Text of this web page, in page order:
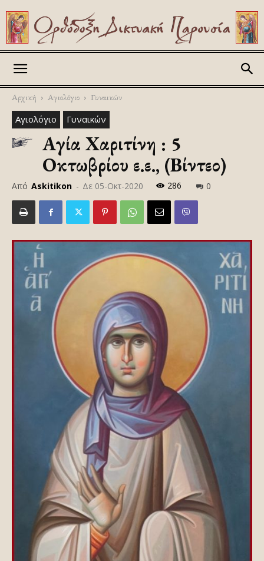
Αρχική Αγιολόγιο Γυναικών
Αγιολόγιο Γυναικών
Αγία Χαριτίνη : 5
Οκτωβρίου ε.ε., (Βίντεο)
Από Askitikon - Δε 05-Οκτ-2020 286 0